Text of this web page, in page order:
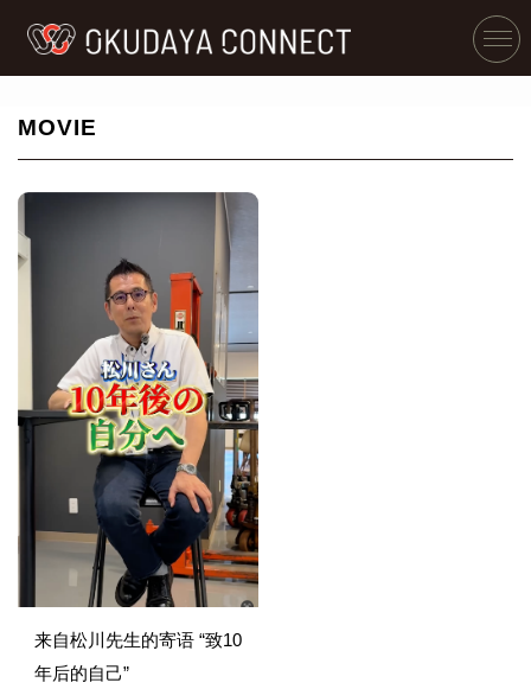
MOVIE
来自松川先生的寄语 “致10
年后的自己”